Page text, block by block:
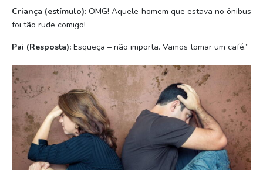
Criança (estímulo): OMG! Aquele homem que estava no ônibus
foi tão rude comigo!
Pai (Resposta): Esqueça – não importa. Vamos tomar um café.”